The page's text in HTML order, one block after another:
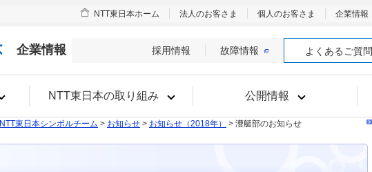
企業情報
NTT東日本の取り組み 公開情報
NTT東日本ホーム 法人のお客さま 個人のお客さま 企業情報
採用情報 故障情報 よくあるご質問
NTT東日本シンボルチーム > お知らせ > お知らせ（2018年） > 漕艇部のお知らせ